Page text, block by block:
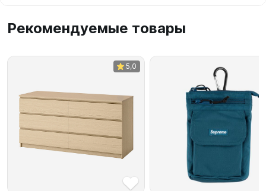
Рекомендуемые товары
5,0